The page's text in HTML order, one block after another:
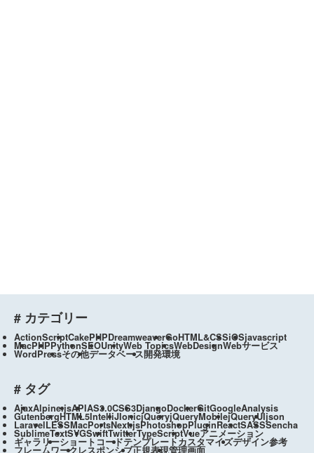
# カテゴリー
ActionScriptCakePHPDreamweaverGoHTML&CSSiOSjavascript
MacPHPPythonSEOUnityWeb TopicsWebDesignWebサービス
WordPressその他データベース開発環境
# タグ
AjaxAlpine.jsAPIAS3.0CSS3DjangoDockerGitGoogleAnalysis
GutenbergHTML5IntelliJIonicjQueryjQueryMobilejQueryUIjson
LaravelLESSMacPortsNext.jsPhotoshopPluginReactSASSSencha
SublimeTextSVGSwiftTwitterTypeScriptVueアニメーション
ギャラリーショートコードテンプレートカスタマイズデザイン参考
フレームワークレスポンシブ正規表現管理画面